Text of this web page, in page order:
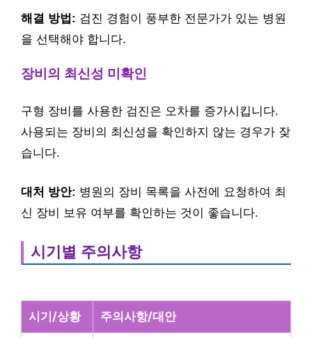
해결 방법: 검진 경험이 풍부한 전문가가 있는 병원
을 선택해야 합니다.
장비의 최신성 미확인
구형 장비를 사용한 검진은 오차를 증가시킵니다.
사용되는 장비의 최신성을 확인하지 않는 경우가 잦
습니다.
대처 방안: 병원의 장비 목록을 사전에 요청하여 최
신 장비 보유 여부를 확인하는 것이 좋습니다.
시기별 주의사항
시기/상황 주의사항/대안